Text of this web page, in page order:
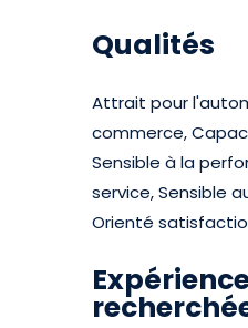
Qualités
Attrait pour
commerce,
Sensible à la
service, Sensible
Orienté